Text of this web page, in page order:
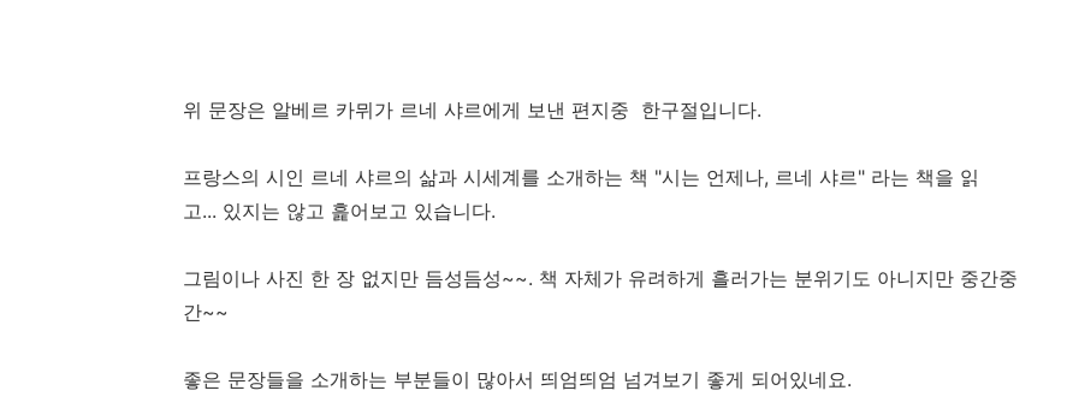
위 문장은 알베르 카뮈가 르네 샤르에게 보낸 편지중 한구절입니다.
프랑스의 시인 르네 샤르의 삶과 시세계를 소개하는 책 "시는 언제나, 르네 샤르" 라는 책을 읽
고... 있지는 않고 흝어보고 있습니다.
그림이나 사진 한 장 없지만 듬성듬성~~. 책 자체가 유려하게 흘러가는 분위기도 아니지만 중간중
간~~
좋은 문장들을 소개하는 부분들이 많아서 띄엄띄엄 넘겨보기 좋게 되어있네요.